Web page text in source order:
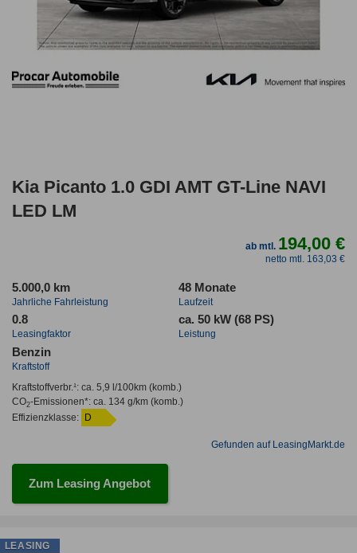
Kia Picanto 1.0 GDI AMT GT-Line NAVI
LED LM
ab mtl. 194,00 €
netto mtl. 163,03 €
5.000,0 km
Jahrliche Fahrleistung
48 Monate
Laufzeit
0.8
Leasingfaktor
ca. 50 kW (68 PS)
Leistung
Benzin
Kraftstoff
Kraftstoffverbr.¹: ca. 5,9 l/100km(komb.)
CO2-Emissionen*: ca. 134 g/km(komb.)
Effizienzklasse:
D
Gefunden auf LeasingMarkt.de
Zum Leasing Angebot
LEASING